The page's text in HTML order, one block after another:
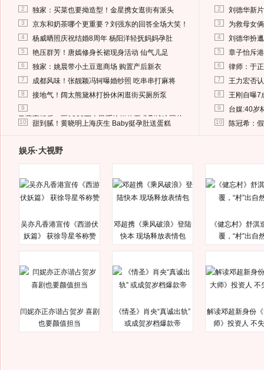
2 独家：买菜也要拗造型！金星携女逛街有派头
3 京东和奶茶哪个更重要？刘强东的回答全场大笑！
4 杨威晒照庆祝结婚8周年 杨阳洋轻抚妈妈孕肚
5 艳压群芳！唐嫣修身长裙现身活动 仙气儿足
6 独家：姚晨带小土豆逛商场 购置产后新衣
7 成都风味！张靓颖冯轲曝婚纱照 吃串串打麻将
8 接地气！阔太熊黛林打扮休闲逛街买厕所泵
9
马蓉离婚后，砸1000万人民币给媒体要求删掉这照片
10 甜到腻！黄晓明上海庆生 Baby挺孕肚送蛋糕
2 刘德华新
3 为救母女
4 刘德华扮
5 章子怡斥
6 律师：于
7 王力宏否
8 王刚自曝7
9 台媒:40岁
10 陈冠希：
娱乐·大视野
吴亦凡香港宣传《西游伏
妖篇》 获徐导星爷称赞
邓超携《乘风破浪》登陆
快本 现场释放表情包
《健忘村》舒淇
覆，“村”出自
闫妮亦正亦谐占贺岁 喜剧
也要颜值担当
《情圣》肖央“真诚出轨”
或成贺岁档爆款帝
解读邓超新身份
师》投资人 不